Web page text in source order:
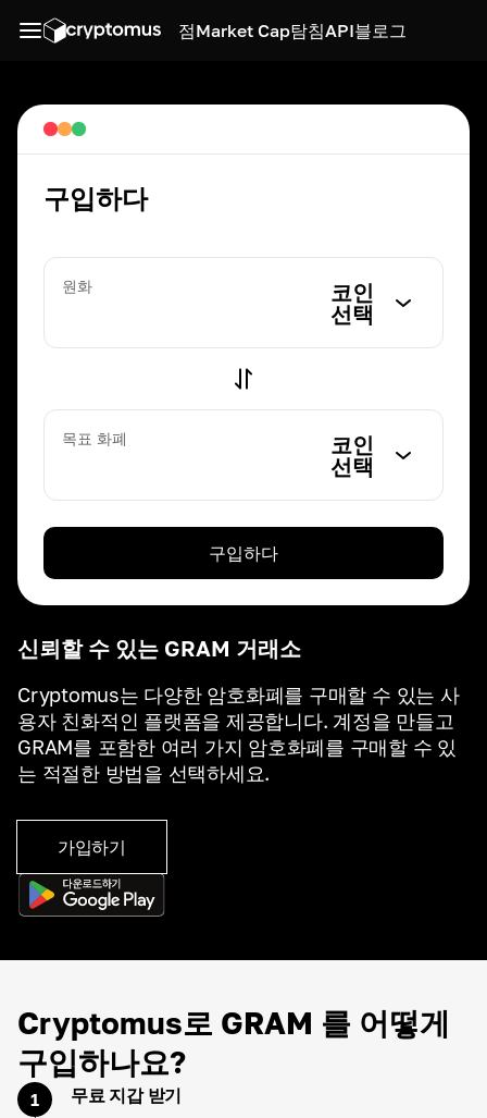
점Market Cap탐침API블로그
신뢰할 수 있는 GRAM 거래소
Cryptomus는 다양한 암호화폐를 구매할 수 있는 사
용자 친화적인 플랫폼을 제공합니다. 계정을 만들고
GRAM를 포함한 여러 가지 암호화폐를 구매할 수 있
는 적절한 방법을 선택하세요.
가입하기
구입하다
원화
코인
선택
목표 화폐
코인
선택
구입하다
Cryptomus로 GRAM 를 어떻게
구입하나요?
1
무료 지갑 받기